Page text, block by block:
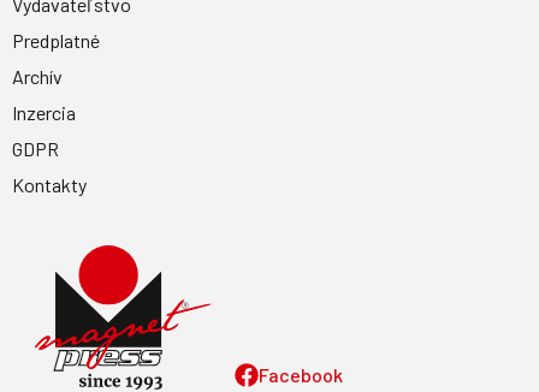
Facebook
Vydavateľstvo
Predplatné
Archív
Inzercia
GDPR
Kontakty